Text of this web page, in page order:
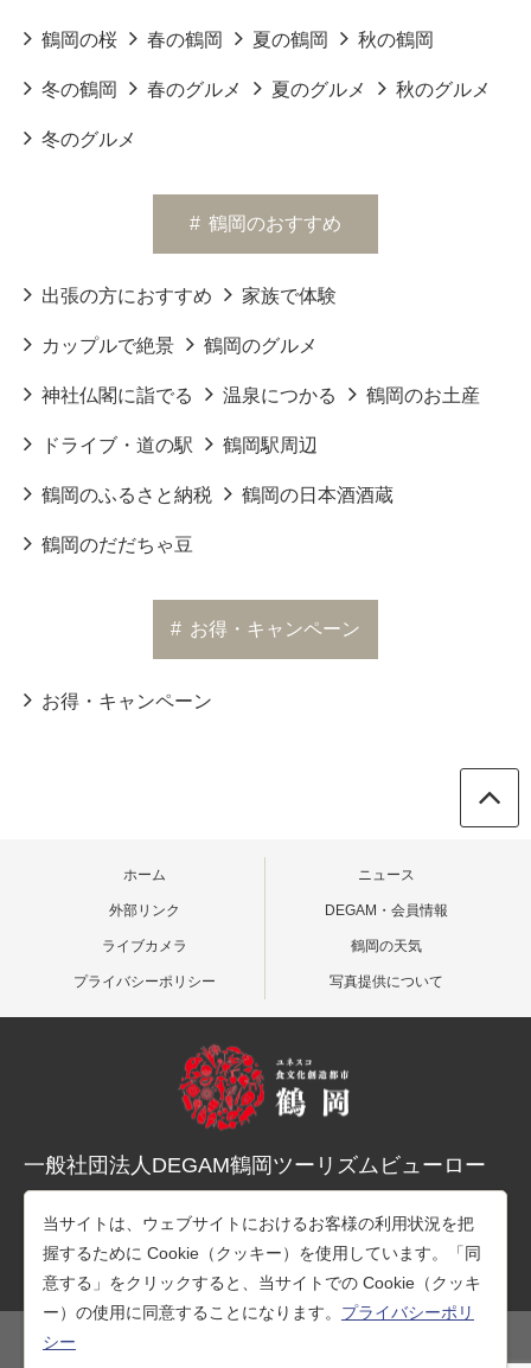
鶴岡の桜 春の鶴岡 夏の鶴岡 秋の鶴岡
冬の鶴岡 春のグルメ 夏のグルメ 秋のグルメ
冬のグルメ
# 鶴岡のおすすめ
出張の方におすすめ 家族で体験
カップルで絶景 鶴岡のグルメ
神社仏閣に詣でる 温泉につかる 鶴岡のお土産
ドライブ・道の駅 鶴岡駅周辺
鶴岡のふるさと納税 鶴岡の日本酒酒蔵
鶴岡のだだちゃ豆
# お得・キャンペーン
お得・キャンペーン
ホーム ニュース
外部リンク DEGAM・会員情報
ライブカメラ 鶴岡の天気
プライバシーポリシー 写真提供について
一般社団法人DEGAM鶴岡ツーリズムビューロー
TEL：0235-25-7678（観光案内）
TEL：0235-26-1218（事務所）
当サイトは、ウェブサイトにおけるお客様の利用状況を把
握するために Cookie（クッキー）を使用しています。「同
意する」をクリックすると、当サイトでの Cookie（クッキ
ー）の使用に同意することになります。 プライバシーポリ
シー